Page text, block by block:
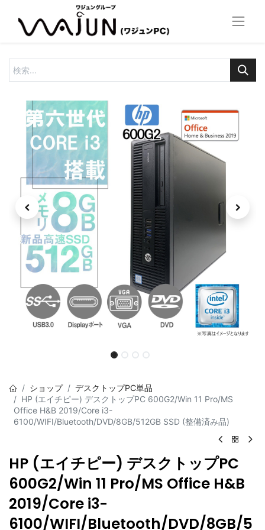
ショップ
デスクトップPC単品
HP (エイチピー) デスクトップPC 600G2/Win 11 Pro/MS
Office H&B 2019/Core i3-
6100/WIFI/Bluetooth/DVD/8GB/512GB SSD (整備済み品)
HP (エイチピー) デスクトップPC
600G2/Win 11 Pro/MS Office H&B
2019/Core i3-
6100/WIFI/Bluetooth/DVD/8GB/5